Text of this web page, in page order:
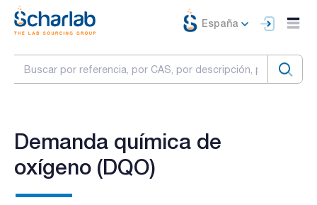
España
Demanda química de
oxígeno (DQO)